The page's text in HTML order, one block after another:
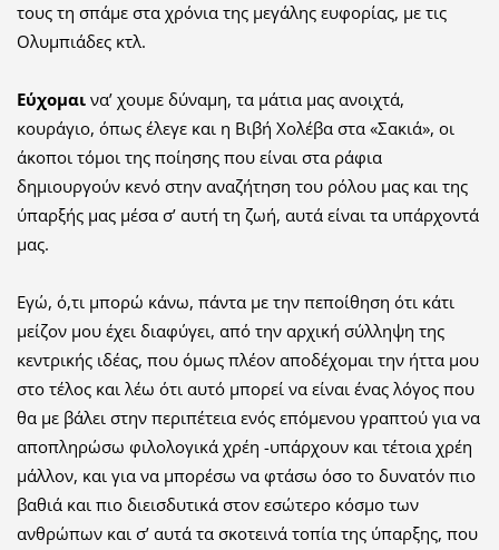
τους τη σπάμε στα χρόνια της μεγάλης ευφορίας, με τις
Ολυμπιάδες κτλ.
Εύχομαινα’ χουμε δύναμη, τα μάτια μας ανοιχτά,
κουράγιο, όπως έλεγε και η Βιβή Χολέβα στα «Σακιά», οι
άκοποι τόμοι της ποίησης που είναι στα ράφια
δημιουργούν κενό στην αναζήτηση του ρόλου μας και της
ύπαρξής μας μέσα σ’ αυτή τη ζωή, αυτά είναι τα υπάρχοντά
μας.
Εγώ, ό,τι μπορώ κάνω, πάντα με την πεποίθηση ότι κάτι
μείζον μου έχει διαφύγει, από την αρχική σύλληψη της
κεντρικής ιδέας, που όμως πλέον αποδέχομαι την ήττα μου
στο τέλος και λέω ότι αυτό μπορεί να είναι ένας λόγος που
θα με βάλει στην περιπέτεια ενός επόμενου γραπτού για να
αποπληρώσω φιλολογικά χρέη -υπάρχουν και τέτοια χρέη
μάλλον, και για να μπορέσω να φτάσω όσο το δυνατόν πιο
βαθιά και πιο διεισδυτικά στον εσώτερο κόσμο των
ανθρώπων και σ’ αυτά τα σκοτεινά τοπία της ύπαρξης, που